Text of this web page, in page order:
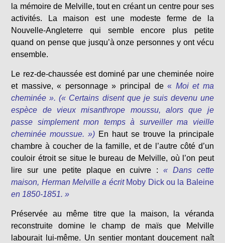
la mémoire de Melville, tout en créant un centre pour ses
activités. La maison est une modeste ferme de la
Nouvelle-Angleterre qui semble encore plus petite
quand on pense que jusqu’à onze personnes y ont vécu
ensemble.
Le rez-de-chaussée est dominé par une cheminée noire
et massive, « personnage » principal de« Moi et ma
cheminée ». (« Certains disent que je suis devenu une
espèce de vieux misanthrope moussu, alors que je
passe simplement mon temps à surveiller ma vieille
cheminée moussue. ») En haut se trouve la principale
chambre à coucher de la famille, et de l’autre côté d’un
couloir étroit se situe le bureau de Melville, où l’on peut
lire sur une petite plaque en cuivre : « Dans cette
maison, Herman Melville a écrit Moby Dick ou la Baleine
en 1850-1851. »
Préservée au même titre que la maison, la véranda
reconstruite domine le champ de maïs que Melville
labourait lui-même. Un sentier montant doucement naît